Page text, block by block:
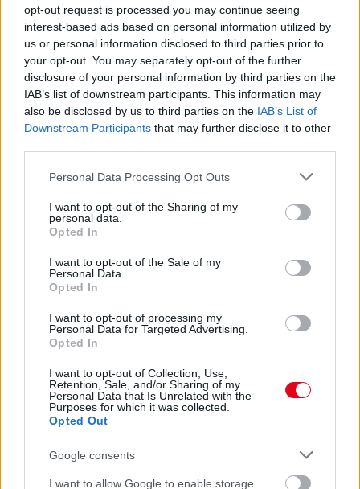
opt-out request is processed you may continue seeing
interest-based ads based on personal information utilized by
us or personal information disclosed to third parties prior to
your opt-out. You may separately opt-out of the further
disclosure of your personal information by third parties on the
IAB’s list of downstream participants. This information may
also be disclosed by us to third parties on the IAB’s List of
Downstream Participants that may further disclose it to other
Please note that this website/app uses one or more Google
not limited to your visit or usage behaviour. You may click to
grant or deny consent to Google and its third-party tags to
use your data for below specified purposes in below Google
consent section.
Personal Data Processing Opt Outs
I want to opt-out of the Sharing of my
personal data.
Opted In
I want to opt-out of the Sale of my
Personal Data.
Opted In
I want to opt-out of processing my
Personal Data for Targeted Advertising.
Opted In
I want to opt-out of Collection, Use,
Retention, Sale, and/or Sharing of my
Personal Data that Is Unrelated with the
Purposes for which it was collected.
Opted Out
Google consents
I want to allow Google to enable storage
Bekamerázta az üzletét, mert sorra tűntek el a ruhák
Kecskeméten: ami ezután kiderült, nem hitte el
Amit a pár a rokon kisfiúval tett egy nagykőrösi üzletben,
azért most bíróság elé állnak